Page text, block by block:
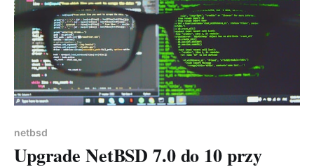
netbsd
Upgrade NetBSD 7.0 do 10 przy